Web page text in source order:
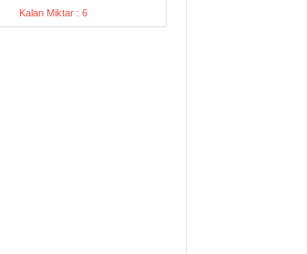
Kalan Miktar : 6